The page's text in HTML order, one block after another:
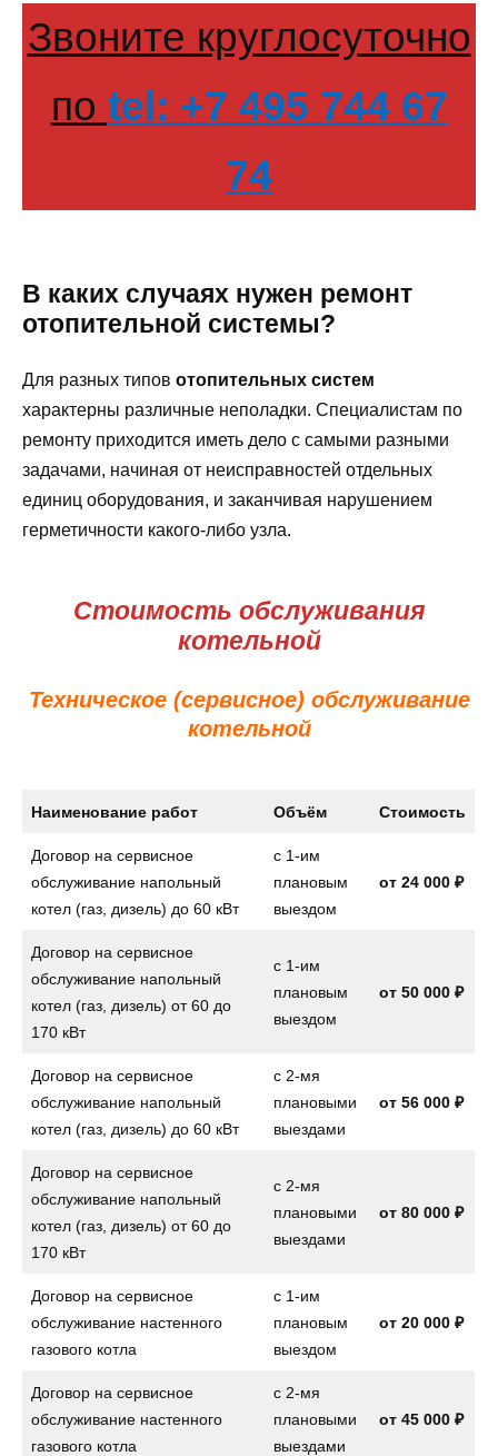
Звоните круглосуточно
по tel: +7 495 744 67
74
В каких случаях нужен ремонт
отопительной системы?
Для разных типов отопительных систем
характерны различные неполадки. Специалистам по
ремонту приходится иметь дело с самыми разными
задачами, начиная от неисправностей отдельных
единиц оборудования, и заканчивая нарушением
герметичности какого-либо узла.
Стоимость обслуживания
котельной
Техническое (сервисное) обслуживание
котельной
Наименование работ Объём Стоимость
Договор на сервисное
обслуживание напольный
котел (газ, дизель) до 60 кВт
с 1-им
плановым
выездом
от 24 000 ₽
Договор на сервисное
обслуживание напольный
котел (газ, дизель) от 60 до
170 кВт
с 1-им
плановым
выездом
от 50 000 ₽
Договор на сервисное
обслуживание напольный
котел (газ, дизель) до 60 кВт
с 2-мя
плановыми
выездами
от 56 000 ₽
Договор на сервисное
обслуживание напольный
котел (газ, дизель) от 60 до
170 кВт
с 2-мя
плановыми
выездами
от 80 000 ₽
Договор на сервисное
обслуживание настенного
газового котла
с 1-им
плановым
выездом
от 20 000 ₽
Договор на сервисное
обслуживание настенного
газового котла
с 2-мя
плановыми
выездами
от 45 000 ₽